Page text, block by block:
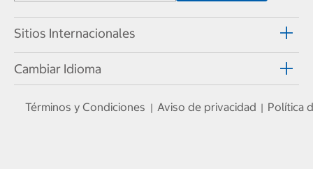
Sitios Internacionales
Cambiar Idioma
Términos y Condiciones | Aviso de privacidad | Política